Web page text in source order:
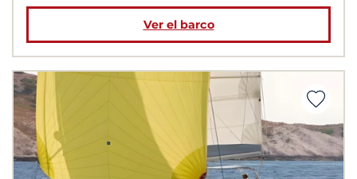
Ver el barco